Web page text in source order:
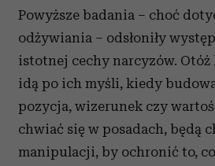
Powyższe badania – choć
odżywiania – odsłoniły
istotnej cechy narcyzów.
idą po ich myśli, kiedy
pozycja, wizerunek czy
chwiać się w posadach, będą
manipulacji, by ochronić to,